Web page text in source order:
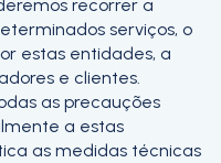
recorrer a
serviços, o
estas entidades, a
e clientes.
as precauções
a estas
as medidas técnicas